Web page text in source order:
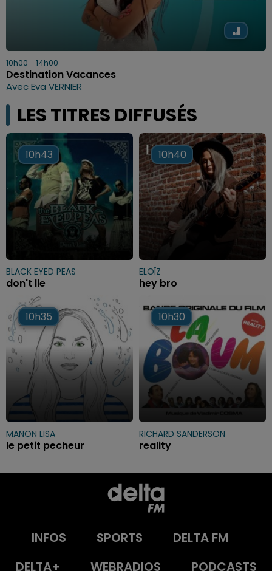
10h00 - 14h00
Destination Vacances
Avec Eva VERNIER
LES TITRES DIFFUSÉS
10h43
10h43
BLACK EYED PEAS
don't lie
10h40
10h40
ELOÏZ
hey bro
10h35
10h35
MANON LISA
le petit pecheur
10h30
10h30
RICHARD SANDERSON
reality
INFOS SPORTS
DELTA FM
DELTA+
WEBRADIOS PODCASTS